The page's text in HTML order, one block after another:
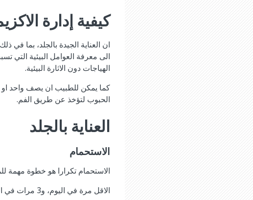
كيفية إدارة
ان العناية الجيدة بالجلد، بما
الى معرفة العوامل البيئية التي
الهياجات دون الاثارة البيئية.
كما يمكن للطبيب ان يصف واحد او
الحبوب لتؤخذ عن طريق الفم.
العناية بالجلد
الاستحمام
الاستحمام تكرارا هو خطوة
الاقل مرة في اليوم، و3 مرات في اليوم إذا كانت لديك فرصة للقيام بذلك.